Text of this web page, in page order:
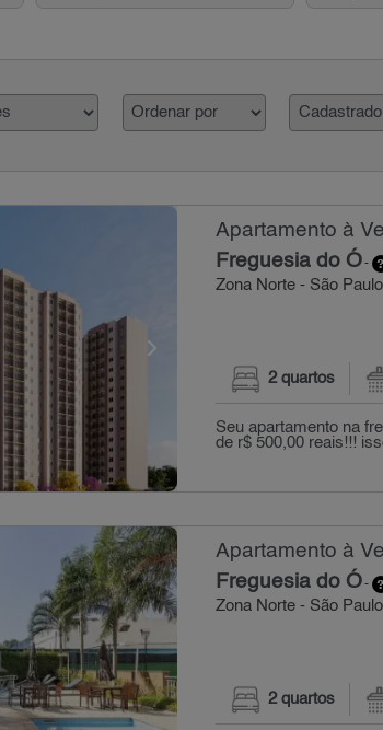
Apartamento à
Freguesia do Ó-
Zona Norte - São Paulo
2 quartos
Seu apartamento na
de r$ 500,00 reais!!!
Apartamento à
Freguesia do Ó-
Zona Norte - São Paulo
2 quartos